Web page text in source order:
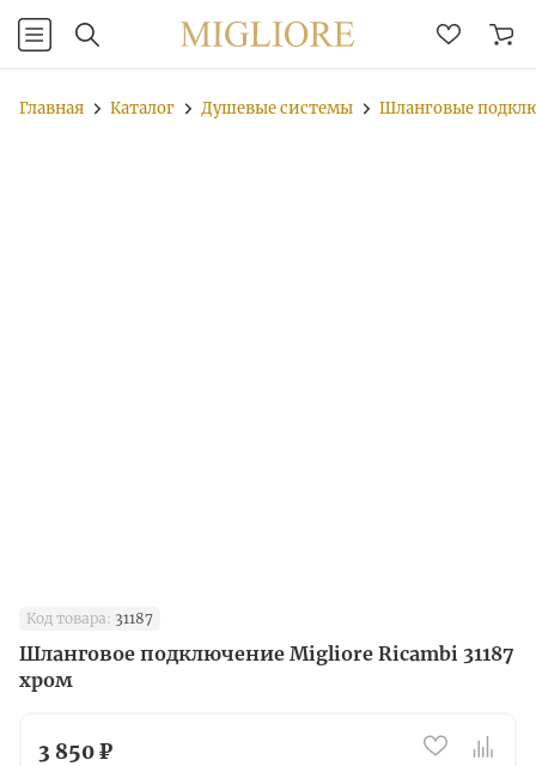
Главная Каталог Душевые системы Шланговые
Код товара: 31187
Шланговое подключение Migliore Ricambi 31187
хром
3 850 ₽